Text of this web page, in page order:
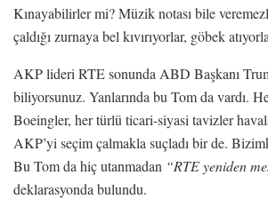
Kınayabilirler mi? Müzik notası bile
çaldığı zurnaya bel kıvırıyorlar, göbek
AKP lideri RTE sonunda ABD Başkanı
biliyorsunuz. Yanlarında bu Tom da vardı.
Boeingler, her türlü ticari-siyasi tavizler
AKP’yi seçim çalmakla suçladı bir de.
Bu Tom da hiç utanmadan “RTE yeniden
deklarasyonda bulundu.